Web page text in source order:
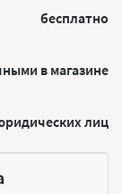
бесплатно
в магазине
лиц